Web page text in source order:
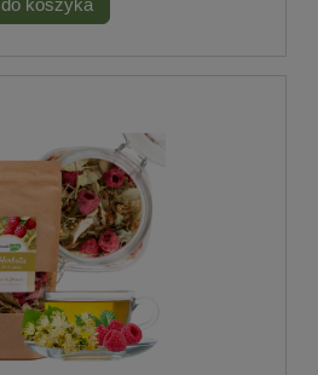
do koszyka